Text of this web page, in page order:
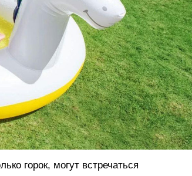
горок, могут встречаться